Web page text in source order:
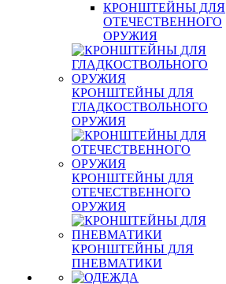
КРОНШТЕЙНЫ ДЛЯ
ОТЕЧЕСТВЕННОГО
ОРУЖИЯ
КРОНШТЕЙНЫ ДЛЯ
ГЛАДКОСТВОЛЬНОГО
ОРУЖИЯ
КРОНШТЕЙНЫ ДЛЯ
ОТЕЧЕСТВЕННОГО
ОРУЖИЯ
КРОНШТЕЙНЫ ДЛЯ
ПНЕВМАТИКИ